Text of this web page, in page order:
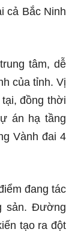
cả Bắc Ninh
tâm, dễ
của tỉnh. Vị
đồng thời
án hạ tầng
Vành đai 4
đang tác
sản. Đường
tạo ra đột